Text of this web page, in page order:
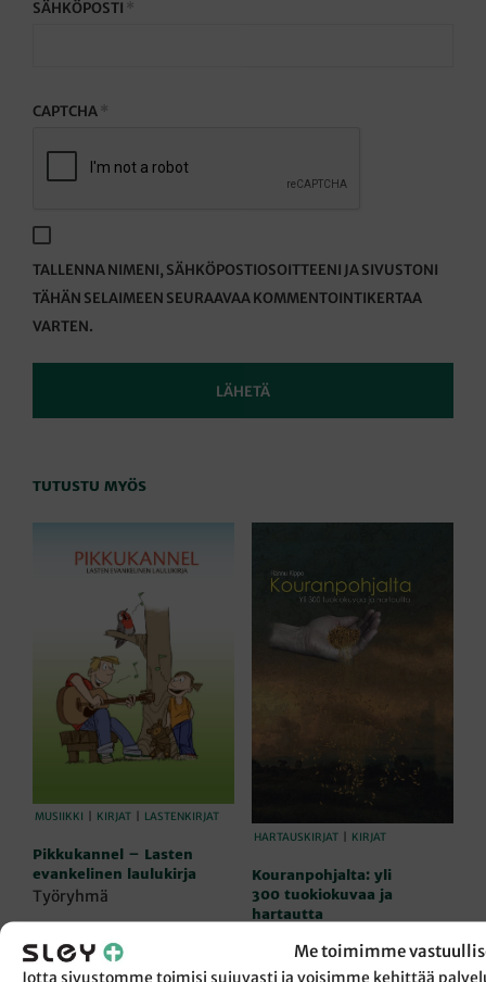
Me toimimme
Jotta sivustomme toimisi sujuvasti ja voisimme kehittää
SÄHKÖPOSTI *
CAPTCHA *
TALLENNA NIMENI, SÄHKÖPOSTIOSOITTEENI JA SIVUSTONI
TÄHÄN SELAIMEEN SEURAAVAA KOMMENTOINTIKERTAA
VARTEN.
TUTUSTU MYÖS
MUSIIKKI KIRJAT LASTENKIRJAT
Pikkukannel – Lasten
evankelinen laulukirja
Työryhmä
LISÄÄ OSTOSKORIIN
HARTAUSKIRJAT KIRJAT
Kouranpohjalta: yli
300 tuokiokuvaa ja
hartautta
24,90 €